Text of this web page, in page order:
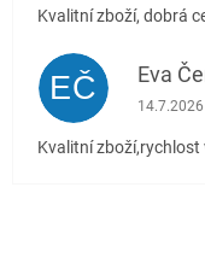
Kvalitní zboží, dobrá
EČ Eva
14.7.2026
Kvalitní